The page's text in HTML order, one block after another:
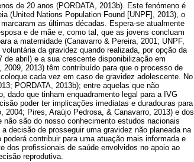
de 20 anos (PORDATA, 2013b). Este fenómeno é
(United Nations Population Found [UNPF], 2013), o
as últimas décadas. Espera-se atualmente
e de mãe e, como tal, que as jovens concluam
a maternidade (Canavarro & Pereira, 2001; UNPF,
da gravidez quando realizada, por opção da
de abril) e a sua crescente disponibilização em
2013) têm contribuído para que o processo de
cada vez em caso de gravidez adolescente. No
PORDATA, 2013b); entre aquelas que não
dado que tinham enquadramento legal para a IVG
poder ter implicações imediatas e duradouras para
Pires, Araújo Pedrosa, & Canavarro, 2013) e dos
são do nosso conhecimento estudos nacionais
decisão de prosseguir uma gravidez não planeada na
contribuir para uma atuação mais informada e
dos profissionais de saúde envolvidos no apoio ao
reprodutiva.